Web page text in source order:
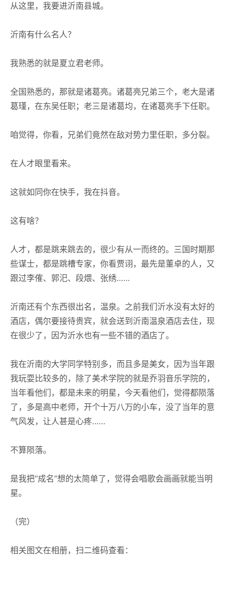
从这里，我要进沂南县城。
沂南有什么名人？
我熟悉的就是夏立君老师。
全国熟悉的，那就是诸葛亮。诸葛亮兄弟三个，老大是诸
葛瑾，在东吴任职；老三是诸葛均，在诸葛亮手下任职。
咱觉得，你看，兄弟们竟然在敌对势力里任职，多分裂。
在人才眼里看来。
这就如同你在快手，我在抖音。
这有啥？
人才，都是跳来跳去的，很少有从一而终的。三国时期那
些谋士，都是跳槽专家，你看贾诩，最先是董卓的人，又
跟过李傕、郭汜、段煨、张绣……
沂南还有个东西很出名，温泉。之前我们沂水没有太好的
酒店，偶尔要接待贵宾，就会送到沂南温泉酒店去住，现
在很少了，因为沂水也有一些不错的酒店了。
我在沂南的大学同学特别多，而且多是美女，因为当年跟
我玩耍比较多的，除了美术学院的就是乔羽音乐学院的，
当年看他们，都是未来的明星，今天看他们，觉得都陨落
了，多是高中老师，开个十万八万的小车，没了当年的意
气风发，让人甚是心疼……
不算陨落。
是我把“成名”想的太简单了，觉得会唱歌会画画就能当明
星。
（完）
相关图文在相册，扫二维码查看：